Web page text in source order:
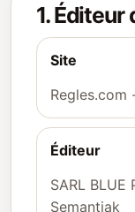
1. Éditeur
Site
Éditeur
SARL BLUE
Semantiak